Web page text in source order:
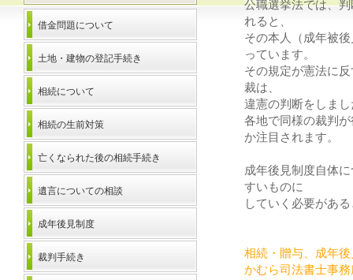
公職選挙法では、
れると、
その本人（成年被
っています。
その規定が憲法に
裁は、
違憲の判断をしまし
各地で同様の裁判
か注目されます。
成年後見制度自体
すいものに
していく必要があ
相続・贈与、成年
かむら司法書士事
借金問題について
土地・建物の登記手続き
相続について
相続の生前対策
亡くなられた後の相続手続き
遺言についての相談
成年後見制度
裁判手続き